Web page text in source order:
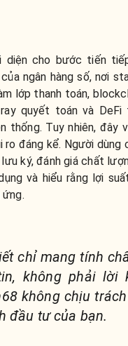
diện cho bước tiến
ngân hàng số, nơi
lớp thanh toán,
quyết toán và DeFi
thống. Tuy nhiên, đây
ro đáng kể. Người dùng
ký, đánh giá chất
và hiểu rằng lợi
chỉ mang tính
không phải lời
không chịu
đầu tư của bạn.